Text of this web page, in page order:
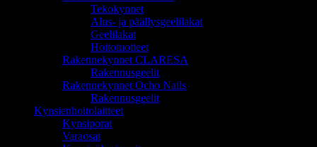
Tekokynnet
Alus- ja päällysgeelilakat
Geelilakat
Hoitotuotteet
Rakennekynnet CLARESA
Rakennusgeelit
Rakennekynnet Ocho Nails
Rakennusgeelit
Kynsienhoitolaitteet
Kynsiporat
Varaosat